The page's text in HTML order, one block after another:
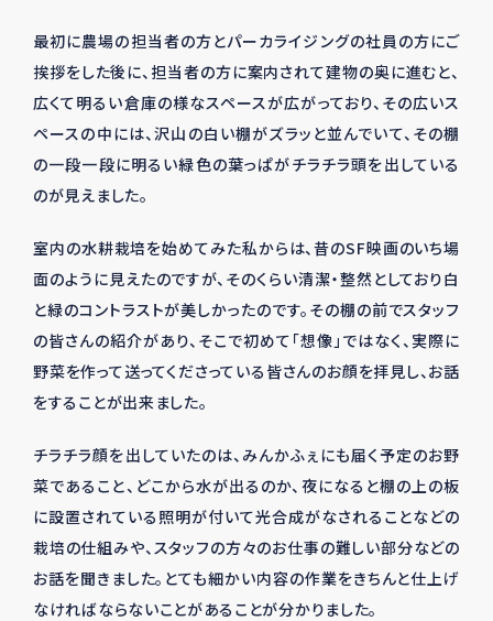
最初に農場の担当者の方とパーカライジングの社員の方にご
挨拶をした後に、担当者の方に案内されて建物の奥に進むと、
広くて明るい倉庫の様なスペースが広がっており、その広いス
ペースの中には、沢山の白い棚がズラッと並んでいて、その棚
の一段一段に明るい緑色の葉っぱがチラチラ頭を出している
のが見えました。
室内の水耕栽培を始めてみた私からは、昔のSF映画のいち場
面のように見えたのですが、そのくらい清潔・整然としており白
と緑のコントラストが美しかったのです。その棚の前でスタッフ
の皆さんの紹介があり、そこで初めて「想像」ではなく、実際に
野菜を作って送ってくださっている皆さんのお顔を拝見し、お話
をすることが出来ました。
チラチラ顔を出していたのは、みんかふぇにも届く予定のお野
菜であること、どこから水が出るのか、夜になると棚の上の板
に設置されている照明が付いて光合成がなされることなどの
栽培の仕組みや、スタッフの方々のお仕事の難しい部分などの
お話を聞きました。とても細かい内容の作業をきちんと仕上げ
なければならないことがあることが分かりました。